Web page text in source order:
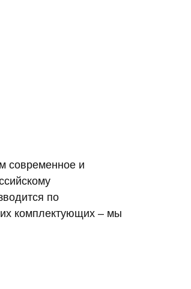
современное и
по
комплектующих – мы